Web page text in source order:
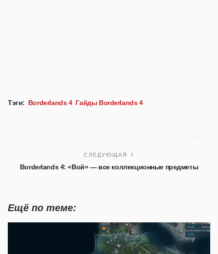
Тэги: Borderlands 4 Гайды Borderlands 4
СЛЕДУЮЩАЯ
Borderlands 4: «Вой» — все коллекционные предметы
Ещё по теме: